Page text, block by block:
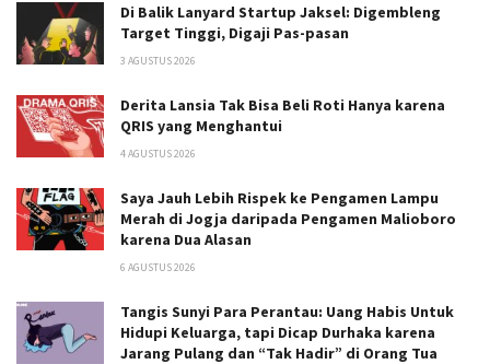
Di Balik Lanyard Startup Jaksel: Digembleng
Target Tinggi, Digaji Pas-pasan
3 AGUSTUS 2026
Derita Lansia Tak Bisa Beli Roti Hanya karena
QRIS yang Menghantui
4 AGUSTUS 2026
Saya Jauh Lebih Rispek ke Pengamen Lampu
Merah di Jogja daripada Pengamen Malioboro
karena Dua Alasan
6 AGUSTUS 2026
Tangis Sunyi Para Perantau: Uang Habis Untuk
Hidupi Keluarga, tapi Dicap Durhaka karena
Jarang Pulang dan “Tak Hadir” di Orang Tua